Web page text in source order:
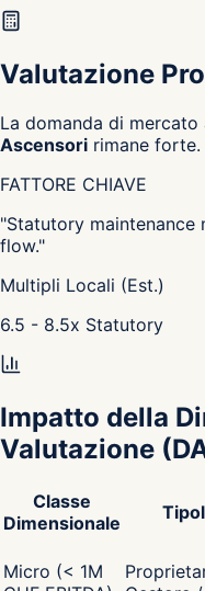
Valutazione
La domanda di mercato
Ascensori rimane forte.
FATTORE CHIAVE
"Statutory maintenance
flow."
Multipli Locali (Est.)
6.5 - 8.5x Statutory
Impatto della
Valutazione
Classe
Dimensionale
Micro (< 1M